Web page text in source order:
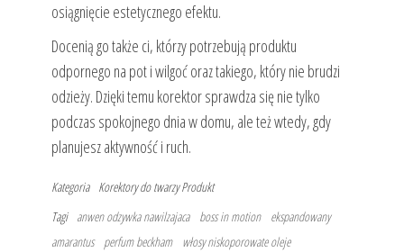
osiągnięcie estetycznego efektu.
Docenią go także ci, którzy potrzebują produktu
odpornego na pot i wilgoć oraz takiego, który nie brudzi
odzieży. Dzięki temu korektor sprawdza się nie tylko
podczas spokojnego dnia w domu, ale też wtedy, gdy
planujesz aktywność i ruch.
Kategoria Korektory do twarzy Produkt
Tagi anwen odzywka nawilzajaca boss in motion
ekspandowany
amarantus
perfum beckham włosy niskoporowate oleje